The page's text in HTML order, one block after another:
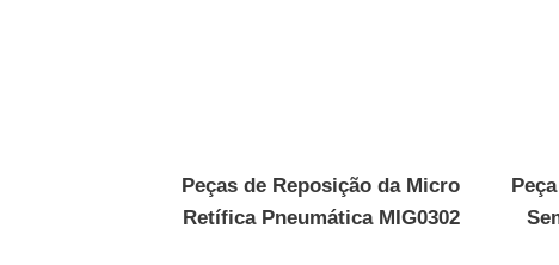
Peças de Reposição da Micro
Retífica Pneumática MIG0302